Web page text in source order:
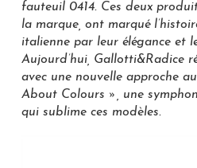
fauteuil 0414. Ces deux
la marque, ont marqué
italienne par leur élégance et
Aujourd’hui, Gallotti&Radice
avec une nouvelle approche
About Colours », une
qui sublime ces modèles.